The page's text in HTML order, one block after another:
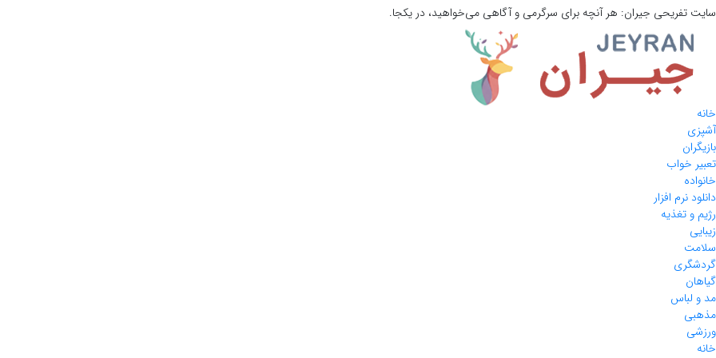
سایت تفریحی جیران: هر آنچه برای سرگرمی و آگاهی می‌خواهید، در یکجا.
خانه
آشپزی
بازیگران
تعبیر خواب
خانواده
دانلود نرم افزار
رژیم و تغذیه
زیبایی
سلامت
گردشگری
گیاهان
مد و لباس
مذهبی
ورزشی
خانه